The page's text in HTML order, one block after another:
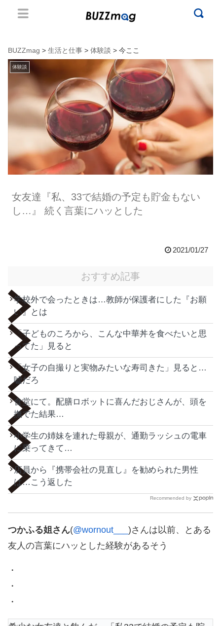
BUZZmag > 生活と仕事 > 体験談 > 今ここ
体験談
女友達『私、33で結婚の予定も貯金もない
し…』 続く言葉にハッとした
2021/01/27
おすすめ記事
学校外で会ったときは…教師が保護者にした『お願
い』とは
「子どものころから、こんな中華丼を食べたいと思
ってた」見ると
「女子の自撮りと実物みたいな寿司きた」見ると…
嘘だろ
食堂にて。配膳ロボットに喜んだおじさんが、頭を
撫でた結果…
小学生の姉妹を連れた母親が、通勤ラッシュの電車
に乗ってきて…
店員から『携帯会社の見直し』を勧められた男性
は…こう返した
Recommended by
つかふる姐さん(@wornout___ )さんは以前、とある
友人の言葉にハッとした経験があるそう
・
・
・